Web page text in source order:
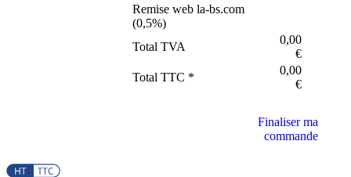
Remise web la-bs.com
(0,5%)
Total TVA
0,00
€
Total TTC *
0,00
€
Finaliser ma
commande